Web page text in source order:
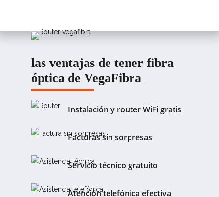
las ventajas de tener fibra
óptica de VegaFibra
Instalación y router WiFi gratis
Facturas sin sorpresas
Servicio técnico gratuito
Atención telefónica efectiva